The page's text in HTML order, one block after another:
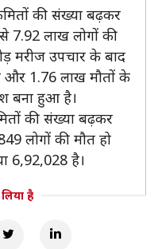
की संख्या बढ़कर
7.92 लाख लोगों की
मरीज उपचार के बाद
और 1.76 लाख मौतों के
बना हुआ है।
की संख्या बढ़कर
लोगों की मौत हो
6,92,028 है।
है